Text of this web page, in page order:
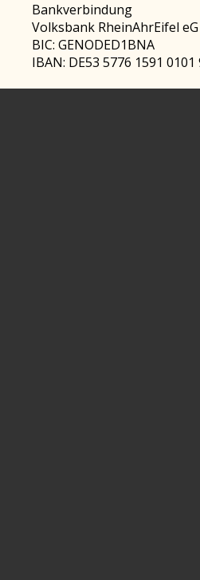
Bankverbindung
Volksbank RheinAhrEifel eG
BIC: GENODED1BNA
IBAN: DE53 5776 1591 0101